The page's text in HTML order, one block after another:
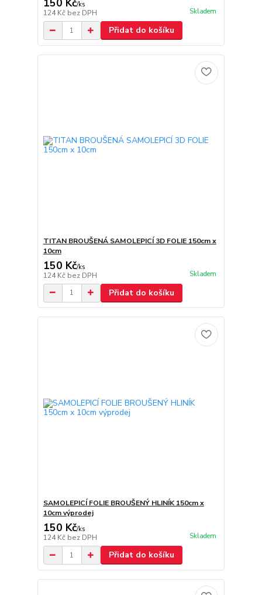
150 Kč/ks
124 Kč bez DPH Skladem
Přidat do košíku
TITAN BROUŠENÁ SAMOLEPICÍ 3D FOLIE 150cm x
10cm
150 Kč/ks
124 Kč bez DPH Skladem
Přidat do košíku
SAMOLEPICÍ FOLIE BROUŠENÝ HLINÍK 150cm x
10cm výprodej
150 Kč/ks
124 Kč bez DPH Skladem
Přidat do košíku